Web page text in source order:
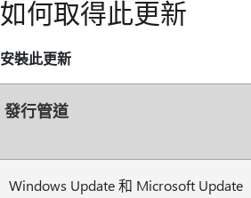
如何取得此更新
安裝此更新
發行管道
Windows Update 和 Microsoft Update